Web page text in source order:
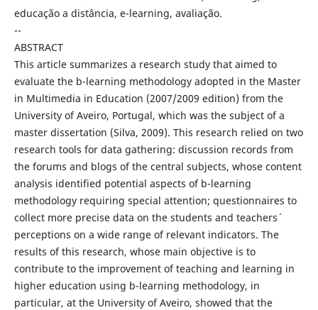
educação a distância, e-learning, avaliação.
--
ABSTRACT
This article summarizes a research study that aimed to
evaluate the b-learning methodology adopted in the Master
in Multimedia in Education (2007/2009 edition) from the
University of Aveiro, Portugal, which was the subject of a
master dissertation (Silva, 2009). This research relied on two
research tools for data gathering: discussion records from
the forums and blogs of the central subjects, whose content
analysis identified potential aspects of b-learning
methodology requiring special attention; questionnaires to
collect more precise data on the students and teachers´
perceptions on a wide range of relevant indicators. The
results of this research, whose main objective is to
contribute to the improvement of teaching and learning in
higher education using b-learning methodology, in
particular, at the University of Aveiro, showed that the